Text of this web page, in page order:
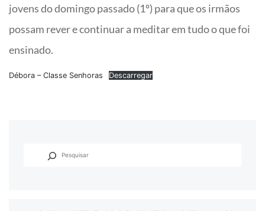
jovens do domingo passado (1º) para que os irmãos
possam rever e continuar a meditar em tudo o que foi
ensinado.
Débora – Classe Senhoras Descarregar